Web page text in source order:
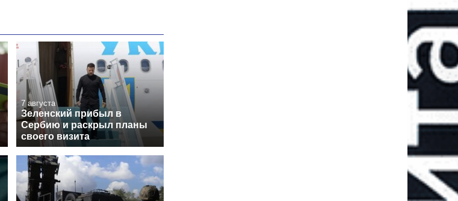
7 августа
Зеленский прибыл в
Сербию и раскрыл планы
своего визита